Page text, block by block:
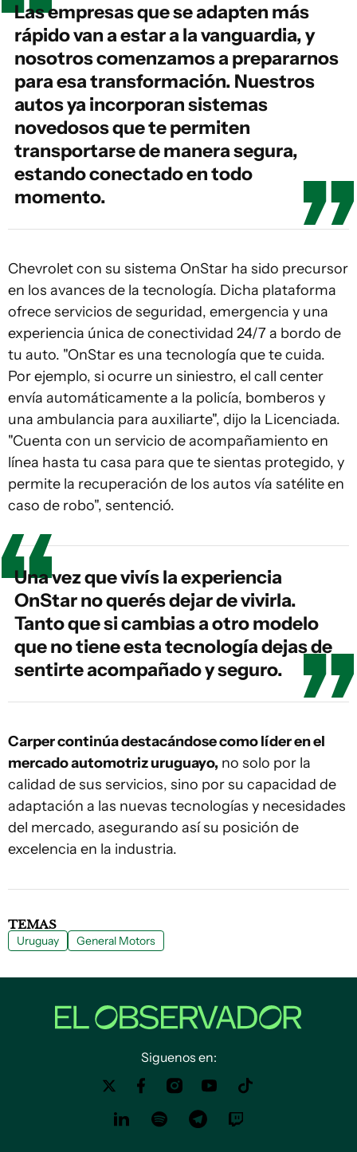
Las empresas que se adapten más
rápido van a estar a la vanguardia, y
nosotros comenzamos a prepararnos
para esa transformación. Nuestros
autos ya incorporan sistemas
novedosos que te permiten
transportarse de manera segura,
estando conectado en todo
momento.
Chevrolet con su sistema OnStar ha sido precursor
en los avances de la tecnología. Dicha plataforma
ofrece servicios de seguridad, emergencia y una
experiencia única de conectividad 24/7 a bordo de
tu auto. "OnStar es una tecnología que te cuida.
Por ejemplo, si ocurre un siniestro, el call center
envía automáticamente a la policía, bomberos y
una ambulancia para auxiliarte", dijo la Licenciada.
"Cuenta con un servicio de acompañamiento en
línea hasta tu casa para que te sientas protegido, y
permite la recuperación de los autos vía satélite en
caso de robo", sentenció.
Una vez que vivís la experiencia
OnStar no querés dejar de vivirla.
Tanto que si cambias a otro modelo
que no tiene esta tecnología dejas de
sentirte acompañado y seguro.
Carper continúa destacándose como líder en el
mercado automotriz uruguayo, no solo por la
calidad de sus servicios, sino por su capacidad de
adaptación a las nuevas tecnologías y necesidades
del mercado, asegurando así su posición de
excelencia en la industria.
TEMAS
Uruguay General Motors
Siguenos en: